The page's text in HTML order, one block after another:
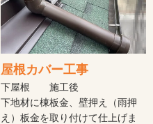
屋根カバー工事
下屋根 施工後
下地材に棟板金、壁押え（雨押
え）板金を取り付けて仕上げま